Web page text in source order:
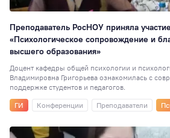
Преподаватель РосНОУ приняла
«Психологическое сопровождение и
высшего образования»
Доцент кафедры общей психологии и
Владимировна Григорьева ознакомилась с
поддержке студентов и педагогов.
ГИ
Конференции Преподаватели